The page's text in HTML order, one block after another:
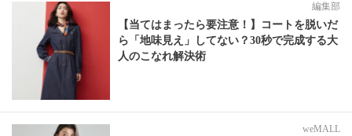
編集部
【当てはまったら要注意！】コートを脱いだ
ら「地味見え」してない？30秒で完成する大
人のこなれ解決術
weMALL